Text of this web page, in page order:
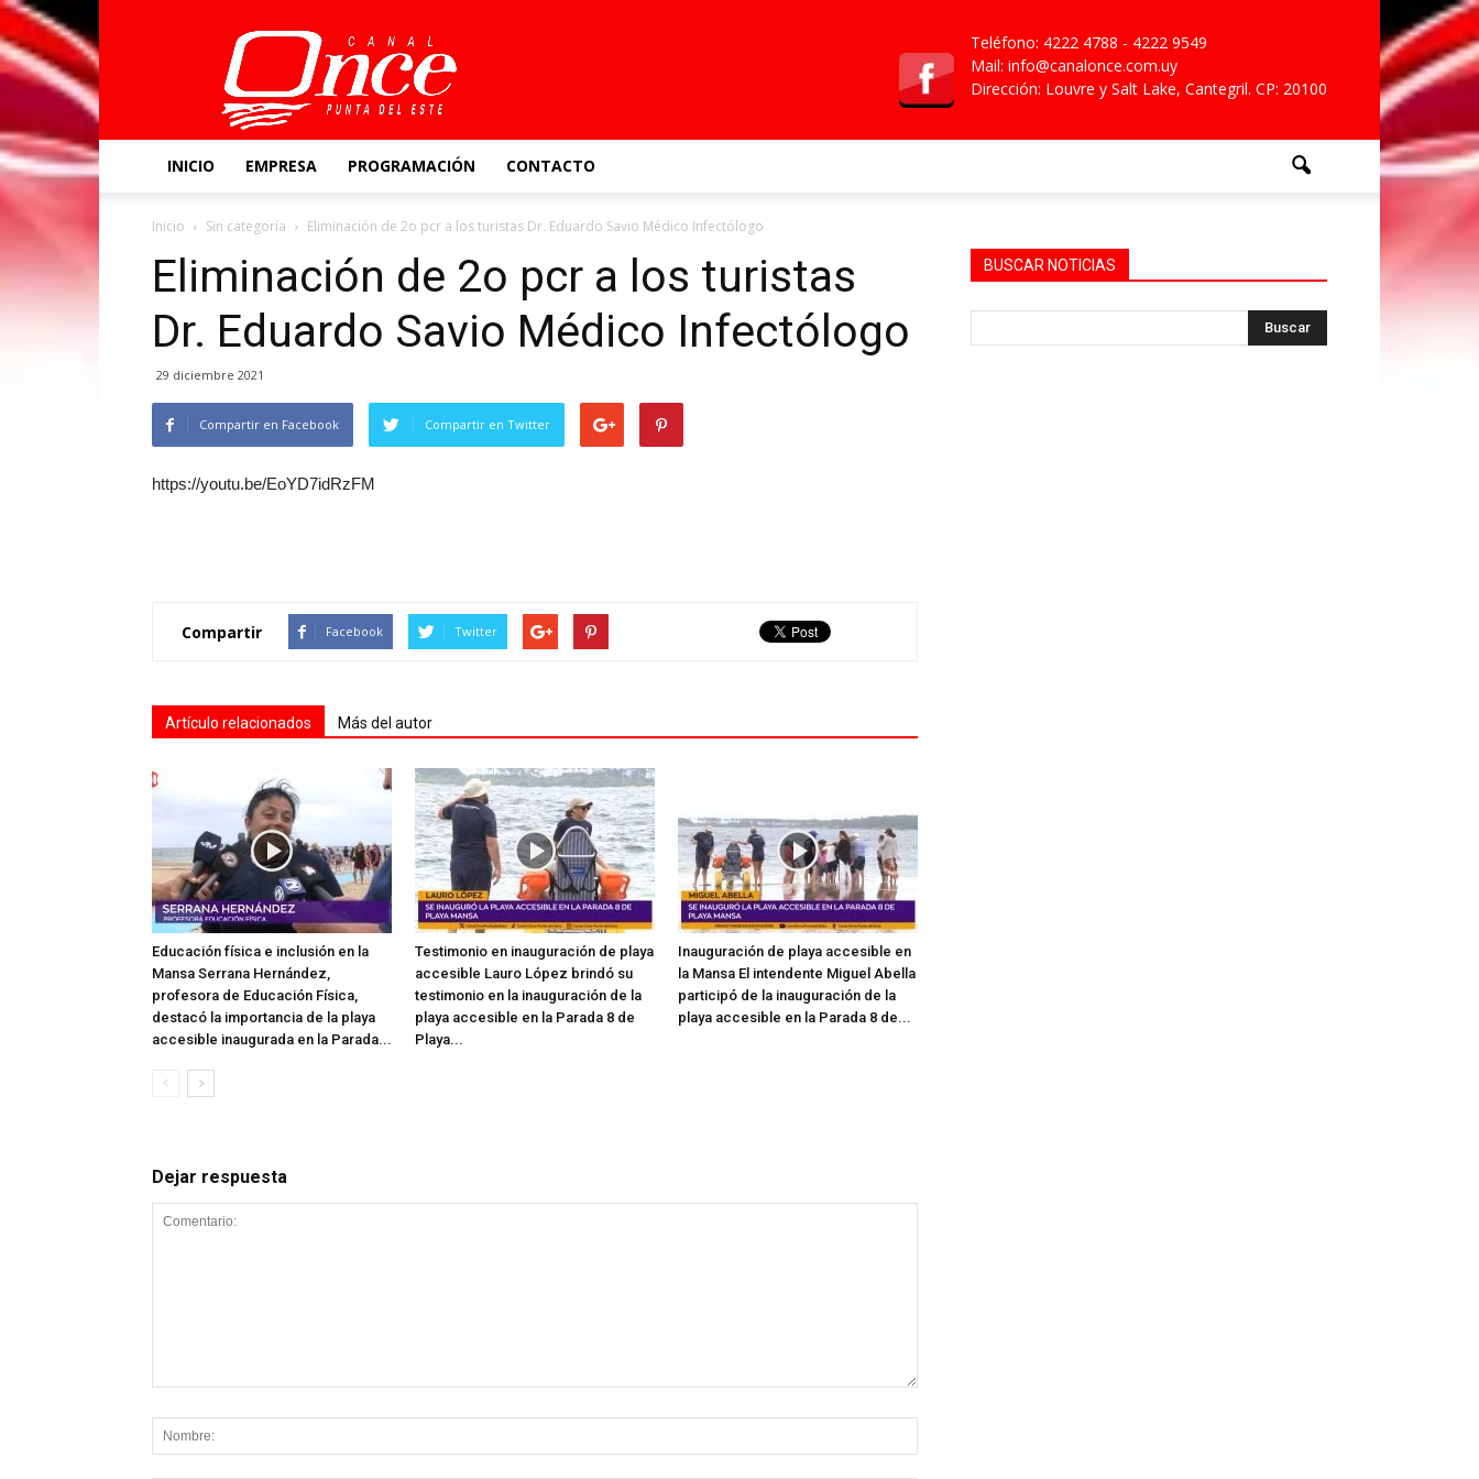
Canal
Once
Teléfono: 4222 4788 - 4222 9549
Mail: info@canalonce.com.uy
Dirección: Louvre y Salt Lake, Cantegril. CP: 20100
INICIO EMPRESA PROGRAMACIÓN CONTACTO
Inicio Sin categoría Eliminación de 2o pcr a los turistas Dr. Eduardo Savio Médico Infectólogo
Eliminación de 2o pcr a los turistas
Dr. Eduardo Savio Médico Infectólogo
29 diciembre 2021
Compartir en Facebook Compartir en Twitter
https://youtu.be/EoYD7idRzFM
Compartir Facebook Twitter
Artículo relacionados Más del autor
Educación física e inclusión en la
Mansa Serrana Hernández,
profesora de Educación Física,
destacó la importancia de la playa
accesible inaugurada en la Parada...
Testimonio en inauguración de playa
accesible Lauro López brindó su
testimonio en la inauguración de la
playa accesible en la Parada 8 de
Playa...
Inauguración de playa accesible en
la Mansa El intendente Miguel Abella
participó de la inauguración de la
playa accesible en la Parada 8 de...
Dejar respuesta
BUSCAR NOTICIAS